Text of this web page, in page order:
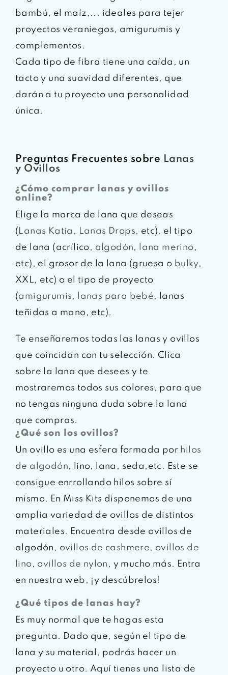
bambú, el maíz,... ideales para tejer
proyectos veraniegos, amigurumis y
complementos.
Cada tipo de fibra tiene una caída, un
tacto y una suavidad diferentes, que
darán a tu proyecto una personalidad
única.
Preguntas Frecuentes sobre Lanas
y Ovillos
¿Cómo comprar lanas y ovillos
online?
Elige la marca de lana que deseas
( Lanas Katia , Lanas Drops, etc), el tipo
de lana (acrílico, algodón, lana merino,
etc), el grosor de la lana (gruesa o bulky,
XXL, etc) o el tipo de proyecto
(amigurumis, lanas para bebé, lanas
teñidas a mano, etc).
Te enseñaremos todas las lanas y ovillos
que coincidan con tu selección. Clica
sobre la lana que desees y te
mostraremos todos sus colores, para que
no tengas ninguna duda sobre la lana
que compras.
¿Qué son los ovillos?
Un ovillo es una esfera formada por hilos
de algodón, lino, lana, seda,etc. Este se
consigue enrrollando hilos sobre sí
mismo. En Miss Kits disponemos de una
amplia variedad de ovillos de distintos
materiales. Encuentra desde ovillos de
algodón, ovillos de cashmere, ovillos de
lino, ovillos de nylon , y mucho más. Entra
en nuestra web, ¡y descúbrelos!
¿Qué tipos de lanas hay?
Es muy normal que te hagas esta
pregunta. Dado que, según el tipo de
lana y su material, podrás hacer un
proyecto u otro. Aquí tienes una lista de